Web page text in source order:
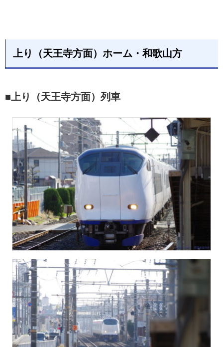
上り（天王寺方面）ホーム・和歌山方
■上り（天王寺方面）列車